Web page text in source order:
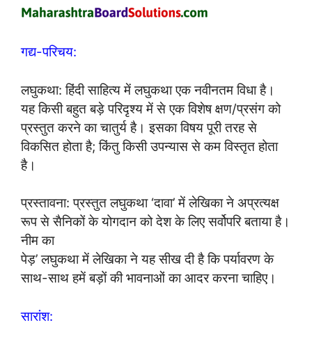
गद्य-परिचय:
लघुकथा: हिंदी साहित्य में लघुकथा एक नवीनतम विधा है।
यह किसी बहुत बड़े परिदृश्य में से एक विशेष क्षण/प्रसंग को
प्रस्तुत करने का चातुर्य है। इसका विषय पूरी तरह से
विकसित होता है; किंतु किसी उपन्यास से कम विस्तृत होता
है।
प्रस्तावना: प्रस्तुत लघुकथा ‘दावा’ में लेखिका ने अप्रत्यक्ष
रूप से सैनिकों के योगदान को देश के लिए सर्वोपरि बताया है।
नीम का
पेड़’ लघुकथा में लेखिका ने यह सीख दी है कि पर्यावरण के
साथ-साथ हमें बड़ों की भावनाओं का आदर करना चाहिए।
सारांश: